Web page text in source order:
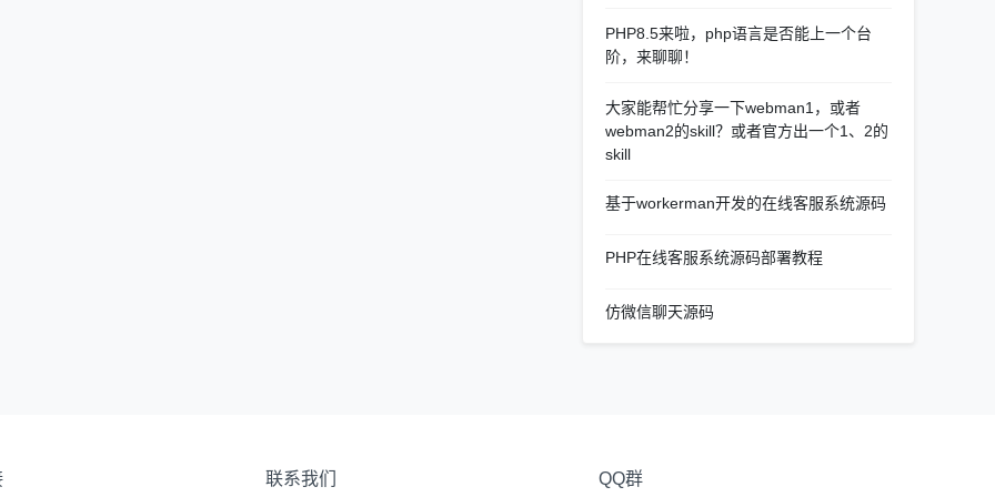
PHP8.5来啦，php语言是否能上一个台
阶，来聊聊！
大家能帮忙分享一下webman1，或者
webman2的skill？或者官方出一个1、2的
skill
基于workerman开发的在线客服系统源码
PHP在线客服系统源码部署教程
仿微信聊天源码
联系我们 QQ群